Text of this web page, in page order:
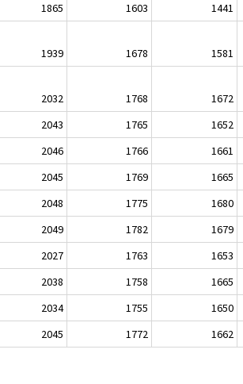
1865 1603
1441
1939 1678
1581
2032 1768
1672
2043 1765
1652
2046 1766
1661
2045 1769
1665
2048 1775
1680
2049 1782
1679
2027 1763
1653
2038 1758
1665
2034 1755
1650
2045 1772 1662